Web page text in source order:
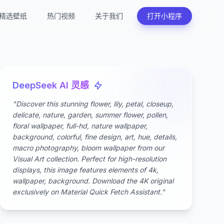
选壁纸 热门视频 关于我们 打开小程序
DeepSeek AI 灵感
"Discover this stunning flower, lily, petal, closeup,
delicate, nature, garden, summer flower, pollen,
floral wallpaper, full-hd, nature wallpaper,
background, colorful, fine design, art, hue, details,
macro photography, bloom wallpaper from our
Visual Art collection. Perfect for high-resolution
displays, this image features elements of 4k,
wallpaper, background. Download the 4K original
exclusively on Material Quick Fetch Assistant."